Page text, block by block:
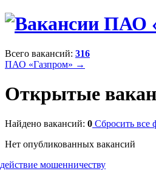
Всего вакансий: 316
ПАО «Газпром» →
Открытые
Найдено вакансий: 0 Сбросить все
Нет опубликованных вакансий
мошенничеству